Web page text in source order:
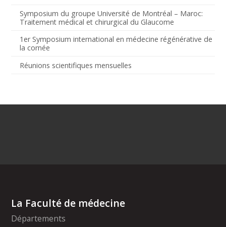
Symposium du groupe Université de Montréal – Maroc:
Traitement médical et chirurgical du Glaucome
1er Symposium international en médecine régénérative de
la cornée
Réunions scientifiques mensuelles
La Faculté de médecine
Départements